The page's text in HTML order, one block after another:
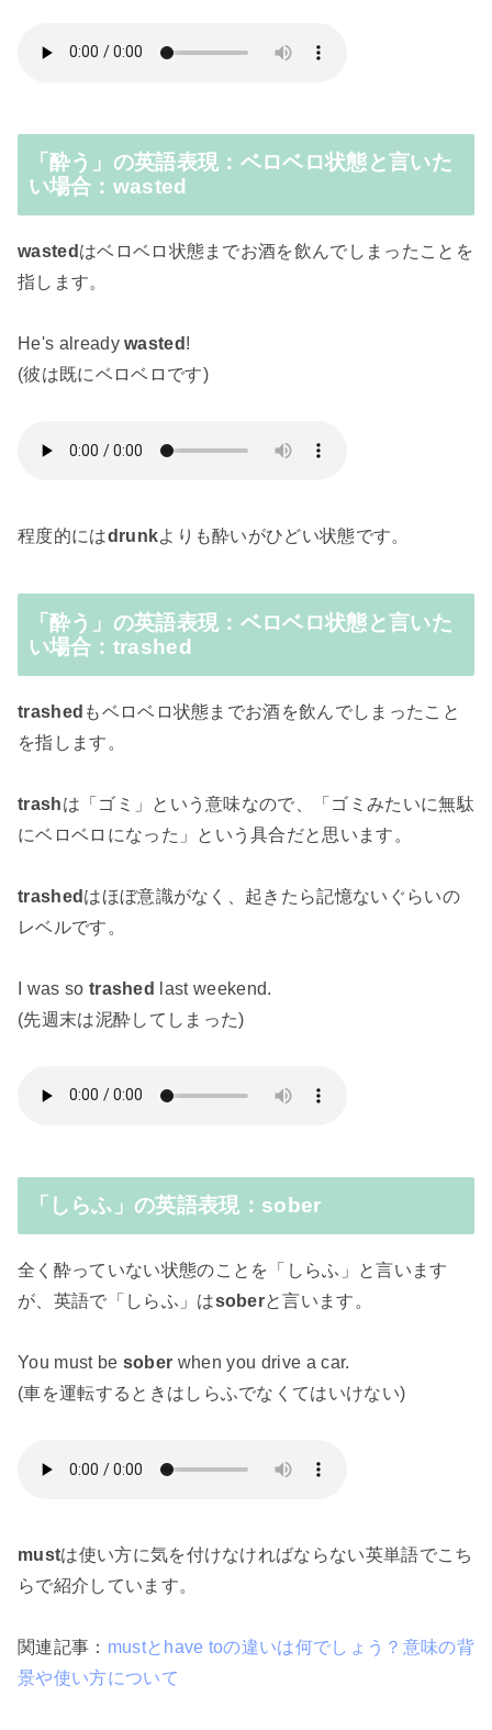
「酔う」の英語表現：ベロベロ状態と言いた
い場合：wasted
wasted はベロベロ状態までお酒を飲んでしまったことを
指します。
He's alreadywasted !
(彼は既にベロベロです)
程度的にはdrunkよりも酔いがひどい状態です。
「酔う」の英語表現：ベロベロ状態と言いた
い場合：trashed
trashed もベロベロ状態までお酒を飲んでしまったこと
を指します。
trashは「ゴミ」という意味なので、「ゴミみたいに無駄
にベロベロになった」という具合だと思います。
trashed はほぼ意識がなく、起きたら記憶ないぐらいの
レベルです。
I was so trashed
last weekend.
(先週末は泥酔してしまった)
「しらふ」の英語表現：sober
全く酔っていない状態のことを「しらふ」と言います
が、英語で「しらふ」はsoberと言います。
You must be sober when you drive a car.
(車を運転するときはしらふでなくてはいけない)
mustは使い方に気を付けなければならない英単語でこち
らで紹介しています。
関連記事： mustとhave toの違いは何でしょう？意味の背
景や使い方について